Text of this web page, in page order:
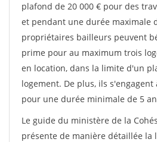
plafond de 20 000 € pour des
et pendant une durée maximale
propriétaires bailleurs peuvent
prime pour au maximum trois
en location, dans la limite d'un
logement. De plus, ils
pour une durée minimale de 5
Le guide du ministère de la
présente de manière détaillée la